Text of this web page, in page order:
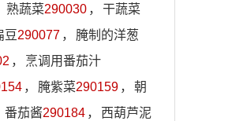
熟蔬菜290030 ，
干蔬菜
豆 290077 ，
腌制的洋葱
，
烹调用番茄汁
， 腌紫菜290159 ，
朝
番茄酱290184 ，
西葫芦泥